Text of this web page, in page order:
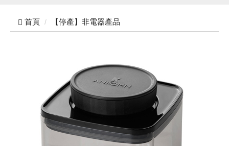
首頁 【停產】非電器產品